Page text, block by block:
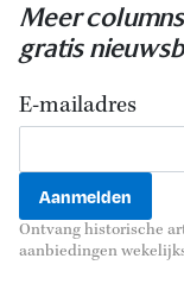
Meer
gratis
E-mailadres
Ontvang historische
aanbiedingen